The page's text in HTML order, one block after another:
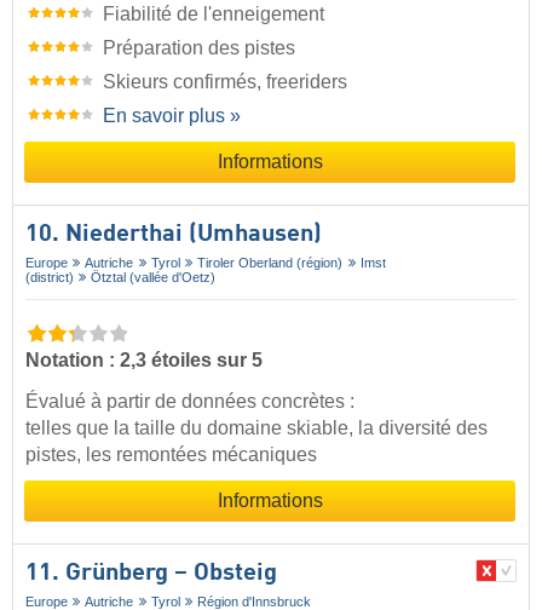
Fiabilité de l'enneigement
Préparation des pistes
Skieurs confirmés, freeriders
En savoir plus »
Informations
10. Niederthai (Umhausen)
Europe Autriche Tyrol Tiroler Oberland (région)
Imst
(district)
Ötztal (vallée d'Oetz)
Notation : 2,3 étoiles sur 5
Évalué à partir de données concrètes :
telles que la taille du domaine skiable, la diversité des
pistes, les remontées mécaniques
Informations
11. Grünberg – Obsteig
Europe Autriche Tyrol Région d'Innsbruck